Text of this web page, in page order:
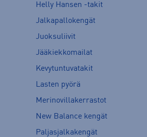
Helly Hansen -takit
Jalkapallokengät
Juoksuliivit
Jääkiekkomailat
Kevytuntuvatakit
Lasten pyörä
Merinovillakerrastot
New Balance kengät
Paljasjalkakengät